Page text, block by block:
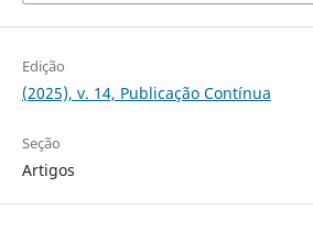
Edição
(2025), v. 14, Publicação Contínua
Seção
Artigos